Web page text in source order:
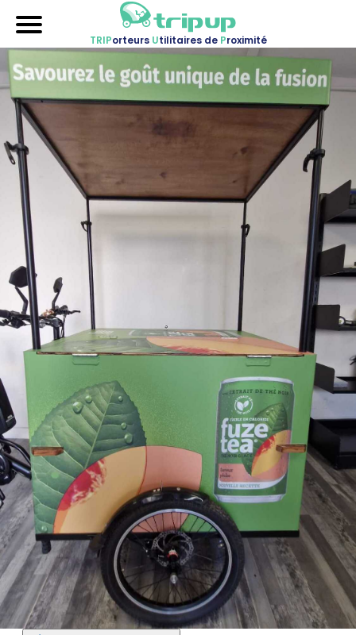
TRIPorteurs Utilitaires de Proximité
Accueil
Nos véhicules
Références
Mariages
Contactez-nous !